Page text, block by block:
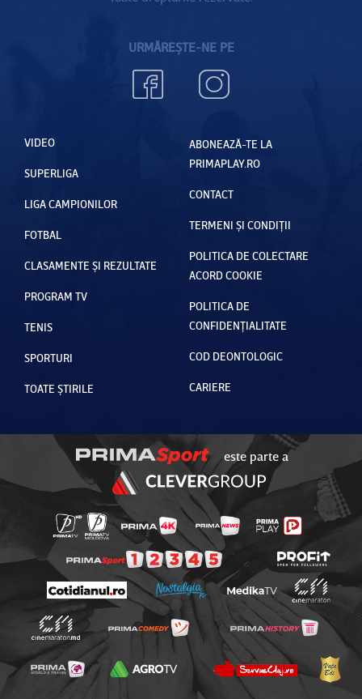
URMĂREȘTE-NE PE
VIDEO
SUPERLIGA
LIGA CAMPIONILOR
FOTBAL
CLASAMENTE ȘI REZULTATE
PROGRAM TV
TENIS
SPORTURI
TOATE ȘTIRILE
ABONEAZĂ-TE LA
PRIMAPLAY.RO
CONTACT
TERMENI ȘI CONDIȚII
POLITICA DE COLECTARE
ACORD COOKIE
POLITICA DE
CONFIDENȚIALITATE
COD DEONTOLOGIC
CARIERE
este parte a